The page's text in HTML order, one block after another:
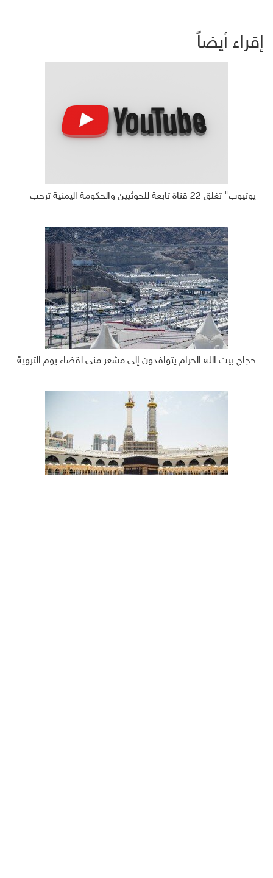
إقراء أيضاً
يوتيوب" تغلق 22 قناة تابعة للحوثيين والحكومة اليمنية ترحب
حجاج بيت الله الحرام يتوافدون إلى مشعر منى لقضاء يوم التروية